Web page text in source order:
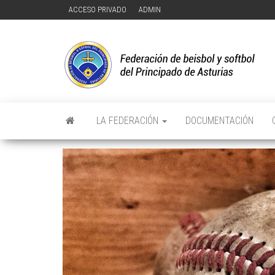
al
ACCESO PRIVADO ADMIN
DE
LA FEDERACIÓN DOCUMENTACIÓN